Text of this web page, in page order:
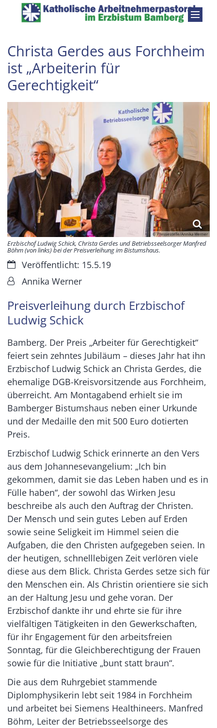
Zum Inhalt springen
Christa Gerdes aus Forchheim
ist „Arbeiterin für
Gerechtigkeit“
© Pressestelle/Annika Werner
Erzbischof Ludwig Schick, Christa Gerdes und Betriebsseelsorger Manfred
Böhm (von links) bei der Preisverleihung im Bistumshaus.
Datum:Veröffentlicht: 15.5.19
Von:Annika Werner
Preisverleihung durch Erzbischof
Ludwig Schick
Bamberg. Der Preis „Arbeiter für Gerechtigkeit“
feiert sein zehntes Jubiläum – dieses Jahr hat ihn
Erzbischof Ludwig Schick an Christa Gerdes, die
ehemalige DGB-Kreisvorsitzende aus Forchheim,
überreicht. Am Montagabend erhielt sie im
Bamberger Bistumshaus neben einer Urkunde
und der Medaille den mit 500 Euro dotierten
Preis.
Erzbischof Ludwig Schick erinnerte an den Vers
aus dem Johannesevangelium: „Ich bin
gekommen, damit sie das Leben haben und es in
Fülle haben“, der sowohl das Wirken Jesu
beschreibe als auch den Auftrag der Christen.
Der Mensch und sein gutes Leben auf Erden
sowie seine Seligkeit im Himmel seien die
Aufgaben, die den Christen aufgegeben seien. In
der heutigen, schnelllebigen Zeit verlören viele
diese aus dem Blick. Christa Gerdes setze sich für
den Menschen ein. Als Christin orientiere sie sich
an der Haltung Jesu und gehe voran. Der
Erzbischof dankte ihr und ehrte sie für ihre
vielfältigen Tätigkeiten in den Gewerkschaften,
für ihr Engagement für den arbeitsfreien
Sonntag, für die Gleichberechtigung der Frauen
sowie für die Initiative „bunt statt braun“.
Die aus dem Ruhrgebiet stammende
Diplomphysikerin lebt seit 1984 in Forchheim
und arbeitet bei Siemens Healthineers. Manfred
Böhm, Leiter der Betriebsseelsorge des